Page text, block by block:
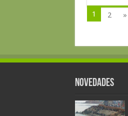
1 2 »
Novedades